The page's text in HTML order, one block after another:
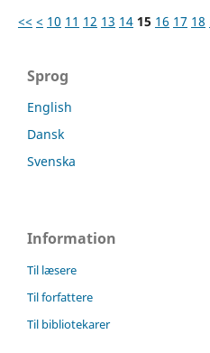
<< < 10 11 12 13 14 15 16 17 18
Sprog
English
Dansk
Svenska
Information
Til læsere
Til forfattere
Til bibliotekarer